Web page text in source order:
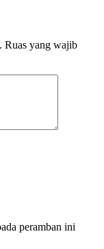
Ruas yang wajib
peramban ini